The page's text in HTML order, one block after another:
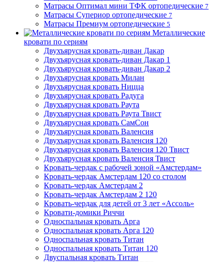
Матрасы Оптимал мини ТФК ортопедические 7
Матрасы Супериор ортопедические 7
Матрасы Премиум ортопедические 5
Металлические
кровати по сериям
Двухъярусная кровать-диван Дакар
Двухъярусная кровать-диван Дакар 1
Двухъярусная кровать-диван Дакар 2
Двухъярусная кровать Милан
Двухъярусная кровать Ницца
Двухъярусная кровать Радуга
Двухъярусная кровать Раута
Двухъярусная кровать Раута Твист
Двухъярусная кровать СамСон
Двухъярусная кровать Валенсия
Двухъярусная кровать Валенсия 120
Двухъярусная кровать Валенсия 120 Твист
Двухъярусная кровать Валенсия Твист
Кровать-чердак с рабочей зоной «Амстердам»
Кровать-чердак Амстердам 120 со столом
Кровать-чердак Амстердам 2
Кровать-чердак Амстердам 2 120
Кровать-чердак для детей от 3 лет «Ассоль»
Кровати-домики Риччи
Односпальная кровать Арга
Односпальная кровать Арга 120
Односпальная кровать Титан
Односпальная кровать Титан 120
Двуспальная кровать Титан